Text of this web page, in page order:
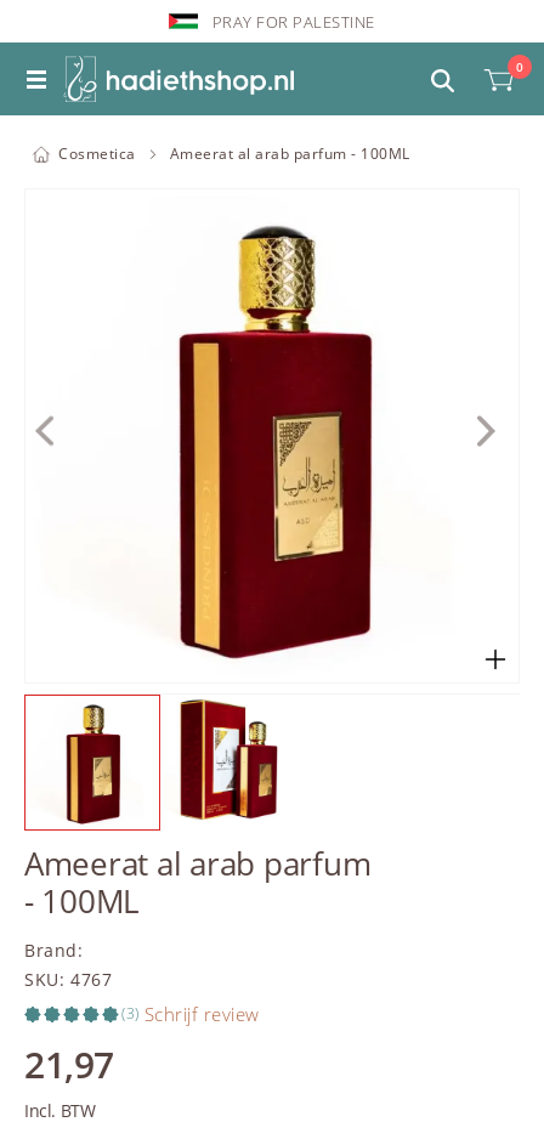
PRAY FOR PALESTINE
0
Cosmetica Ameerat al arab parfum - 100ML
Ameerat al arab parfum
- 100ML
Brand:
SKU: 4767
(3) Schrijf review
21,97
Incl. BTW